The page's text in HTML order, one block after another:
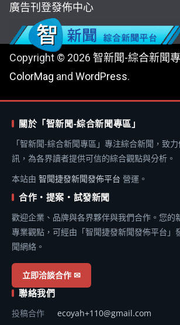
廣告刊登發佈中心
Copyright © 2026 智新聞-綜合新聞
ColorMag and WordPress.
關於「智新聞-綜合新聞專區」
「智新聞-綜合新聞專區」專注綜合新聞，致
訊，為各界讀者提供可信的綜合觀點與分析。
本站由 智聞捷發新聞發佈平台 營運。
合作・提案・試發新聞
歡迎企業、品牌與各界夥伴與我們合作。您的
專業觀點，可經由「智聞捷發新聞發佈平台」
聞網絡。
立即洽談合作 ✉
聯絡我們
投稿合作 ecoyah+110@gmail.com